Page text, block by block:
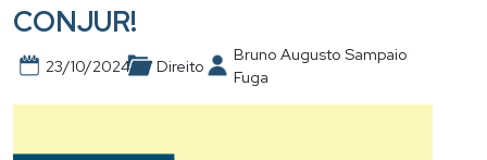
CONJUR!
23/10/2024 Direito
Bruno Augusto Sampaio
Fuga